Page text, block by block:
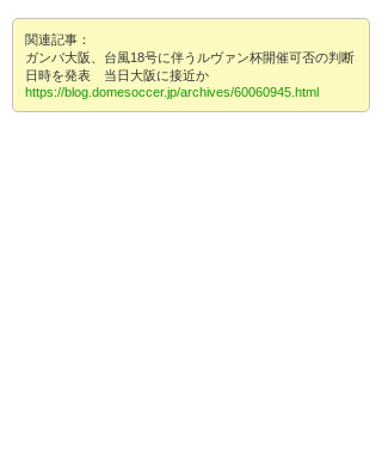
関連記事：
ガンバ大阪、台風18号に伴うルヴァン杯開催可否の判断
日時を発表 当日大阪に接近か
https://blog.domesoccer.jp/archives/60060945.html